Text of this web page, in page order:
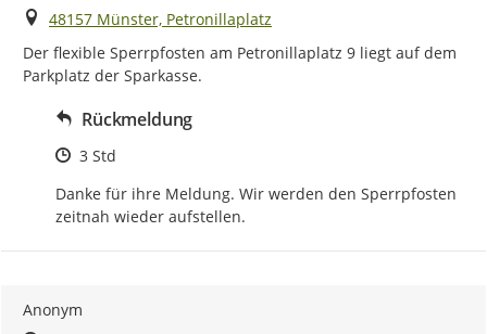
Ort
48157 Münster, Petronillaplatz
Der flexible Sperrpfosten am Petronillaplatz 9 liegt auf dem
Parkplatz der Sparkasse.
Rückmeldung
Zeitpunkt des Erstellens
3 Std
Danke für ihre Meldung. Wir werden den Sperrpfosten
zeitnah wieder aufstellen.
Anonym